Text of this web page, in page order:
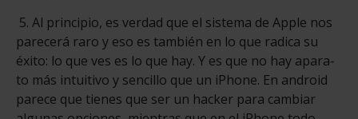
5. Al principio, es verdad que el sistema de Apple nos
parecerá raro y eso es también en lo que radica su
éxito: lo que ves es lo que hay. Y es que no hay apara­
to más intuitivo y sencillo que un iPhone. En android
parece que tienes que ser un hacker para cambiar